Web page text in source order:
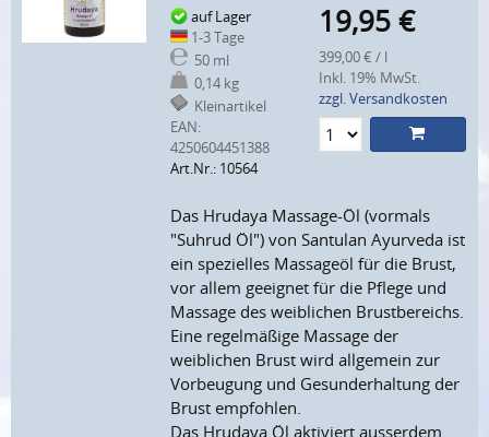
auf Lager
1-3 Tage
50 ml
0,14 kg
Kleinartikel
EAN:
4250604451388
Art.Nr.: 10564
19,95 €
399,00 € / l
Inkl. 19% MwSt.
zzgl. Versandkosten
Das Hrudaya Massage-Öl (vormals
"Suhrud Öl") von Santulan Ayurveda ist
ein spezielles Massageöl für die Brust,
vor allem geeignet für die Pflege und
Massage des weiblichen Brustbereichs.
Eine regelmäßige Massage der
weiblichen Brust wird allgemein zur
Vorbeugung und Gesunderhaltung der
Brust empfohlen.
Das Hrudaya Öl aktiviert ausserdem